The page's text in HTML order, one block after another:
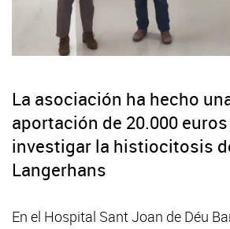
La asociación ha hecho
aportación de 20.000
investigar la histiocitosis
Langerhans
En el Hospital Sant Joan de Déu